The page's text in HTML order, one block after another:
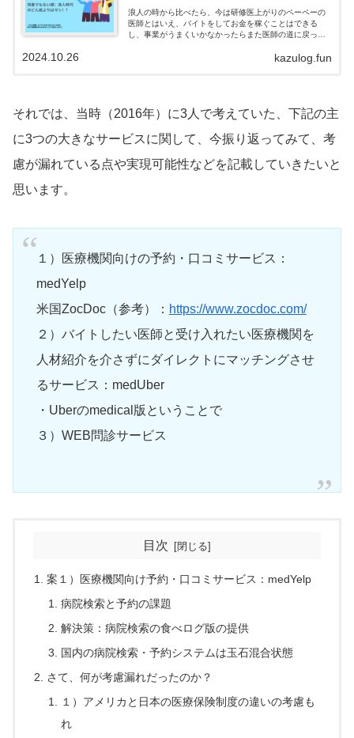
浪人の時から比べたら、今は研修医上がりのペーペーの
医師とはいえ、バイトをしてお金を稼ぐことはできる
し、事業がうまくいかなかったらまた医師の道に戻って
思い直し、空虚だけどいくらかポジティブに考えていた
kazulog.fun
2024.10.26
それでは、当時（2016年）に3人で考えていた、下記の主
に3つの大きなサービスに関して、今振り返ってみて、考
慮が漏れている点や実現可能性などを記載していきたいと
思います。
１）医療機関向けの予約・口コミサービス：
medYelp
米国ZocDoc（参考）： https://www.zocdoc.com/
２）バイトしたい医師と受け入れたい医療機関を
人材紹介を介さずにダイレクトにマッチングさせ
るサービス：medUber
・Uberのmedical版ということで
３）WEB問診サービス
目次
案１）医療機関向け予約・口コミサービス：medYelp
病院検索と予約の課題
解決策：病院検索の食べログ版の提供
国内の病院検索・予約システムは玉石混合状態
さて、何が考慮漏れだったのか？
１）アメリカと日本の医療保険制度の違いの考慮も
れ